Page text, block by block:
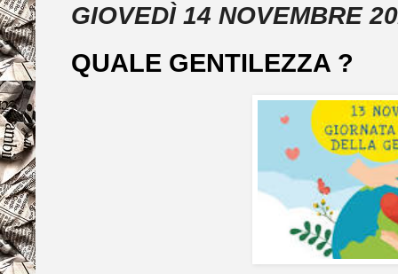
GIOVEDÌ 14 NOVEMBRE
QUALE GENTILEZZA ?